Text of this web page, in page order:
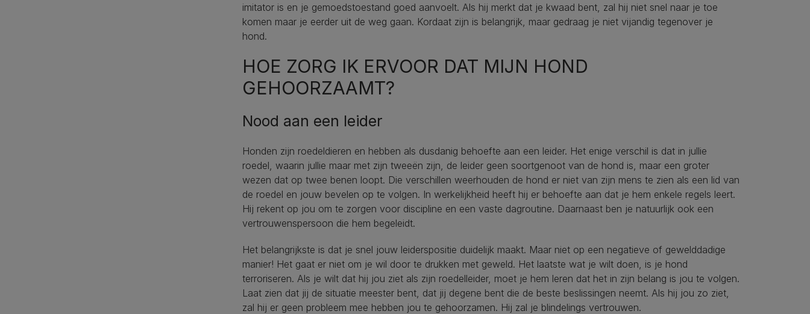
imitator is en je gemoedstoestand goed aanvoelt. Als hij merkt dat je kwaad bent, zal hij niet snel naar je toe
komen maar je eerder uit de weg gaan. Kordaat zijn is belangrijk, maar gedraag je niet vijandig tegenover je
hond.
HOE ZORG IK ERVOOR DAT MIJN HOND
GEHOORZAAMT?
Nood aan een leider
Honden zijn roedeldieren en hebben als dusdanig behoefte aan een leider. Het enige verschil is dat in jullie
roedel, waarin jullie maar met zijn tweeën zijn, de leider geen soortgenoot van de hond is, maar een groter
wezen dat op twee benen loopt. Die verschillen weerhouden de hond er niet van zijn mens te zien als een lid van
de roedel en jouw bevelen op te volgen. In werkelijkheid heeft hij er behoefte aan dat je hem enkele regels leert.
Hij rekent op jou om te zorgen voor discipline en een vaste dagroutine. Daarnaast ben je natuurlijk ook een
vertrouwenspersoon die hem begeleidt.
Het belangrijkste is dat je snel jouw leiderspositie duidelijk maakt. Maar niet op een negatieve of gewelddadige
manier! Het gaat er niet om je wil door te drukken met geweld. Het laatste wat je wilt doen, is je hond
terroriseren. Als je wilt dat hij jou ziet als zijn roedelleider, moet je hem leren dat het in zijn belang is jou te volgen.
Laat zien dat jij de situatie meester bent, dat jij degene bent die de beste beslissingen neemt. Als hij jou zo ziet,
zal hij er geen probleem mee hebben jou te gehoorzamen. Hij zal je blindelings vertrouwen.